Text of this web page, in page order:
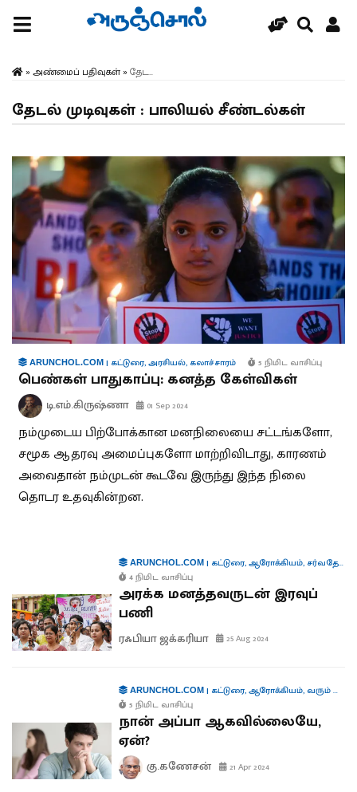
» அண்மைப் பதிவுகள்» தேட...
தேடல் முடிவுகள் : பாலியல் சீண்டல்கள்
ARUNCHOL.COM | கட்டுரை,அரசியல், கலாச்சாரம் 5 நிமிட வாசிப்பு
பெண்கள் பாதுகாப்பு: கனத்த கேள்விகள்
டி.எம்.கிருஷ்ணா 01 Sep 2024
நம்முடைய பிற்போக்கான மனநிலையை சட்டங்களோ,
சமூக ஆதரவு அமைப்புகளோ மாற்றிவிடாது, காரணம்
அவைதான் நம்முடன் கூடவே இருந்து இந்த நிலை
தொடர உதவுகின்றன.
ARUNCHOL.COM| கட்டுரை,ஆரோக்கியம், சர்வதேசம்
4 நிமிட வாசிப்பு
அரக்க மனத்தவருடன் இரவுப்
பணி
ரஃபியா ஜக்கரியா 25 Aug 2024
ARUNCHOL.COM| கட்டுரை,ஆரோக்கியம், வரும் முன் காக்க
5 நிமிட வாசிப்பு
நான் அப்பா ஆகவில்லையே,
ஏன்?
கு.கணேசன் 21 Apr 2024